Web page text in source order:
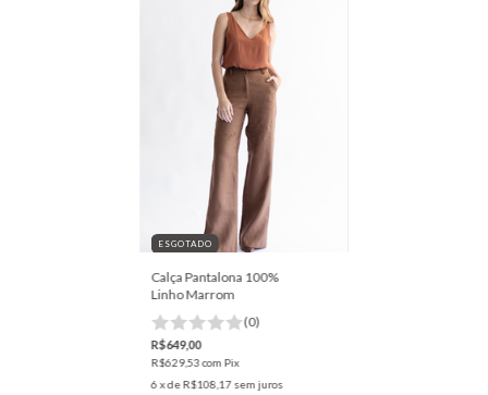
ESGOTADO
Calça Pantalona 100%
Linho Marrom
(0)
R$649,00
R$629,53com Pix
6 x deR$108,17sem juros